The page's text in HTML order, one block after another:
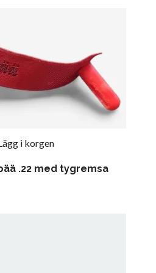
i korgen
.22 med tygremsa